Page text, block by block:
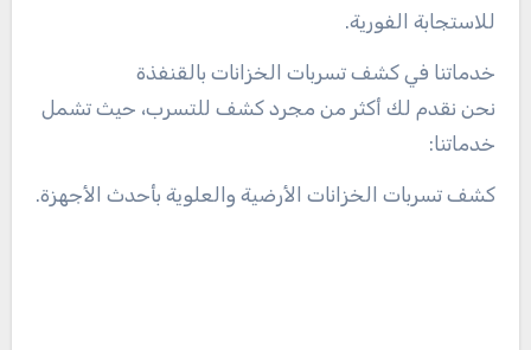
للاستجابة الفورية.
خدماتنا في كشف تسربات الخزانات بالقنفذة
نحن نقدم لك أكثر من مجرد كشف للتسرب، حيث تشمل
خدماتنا:
كشف تسربات الخزانات الأرضية والعلوية بأحدث الأجهزة.